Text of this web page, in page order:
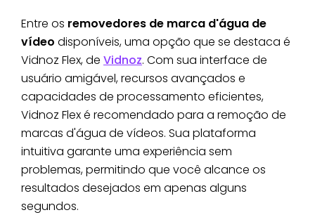
Entre os removedores de marca d'água de
vídeo disponíveis, uma opção que se destaca é
Vidnoz Flex, de Vidnoz. Com sua interface de
usuário amigável, recursos avançados e
capacidades de processamento eficientes,
Vidnoz Flex é recomendado para a remoção de
marcas d'água de vídeos. Sua plataforma
intuitiva garante uma experiência sem
problemas, permitindo que você alcance os
resultados desejados em apenas alguns
segundos.